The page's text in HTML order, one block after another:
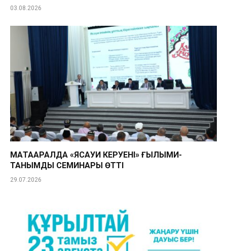
03.08.2026
МАҚТААРАЛДА «ЯСАУИ КЕРУЕНІ» ҒЫЛЫМИ-
ТАНЫМДЫҚ СЕМИНАРЫ ӨТТІ
29.07.2026